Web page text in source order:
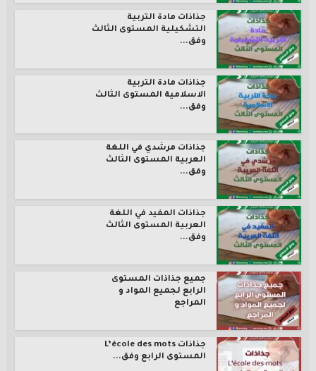
جذاذات مادة التربية
التشكيلية المستوى الثالث
وفق...
جذاذات مادة التربية
الاسلامية المستوى الثالث
وفق...
جذاذات مرشدي في اللغة
العربية المستوى الثالث
وفق...
جذاذات المفيد في اللغة
العربية المستوى الثالث
وفق...
جميع جذاذات المستوى
الرابع لجميع المواد و
المراجع
جذاذات L’école des mots
المستوى الرابع وفق...